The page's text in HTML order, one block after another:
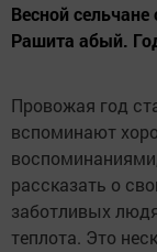
Весной
Рашита абый.
Провожая год
вспоминают
рассказать о
заботливых
теплота. Это